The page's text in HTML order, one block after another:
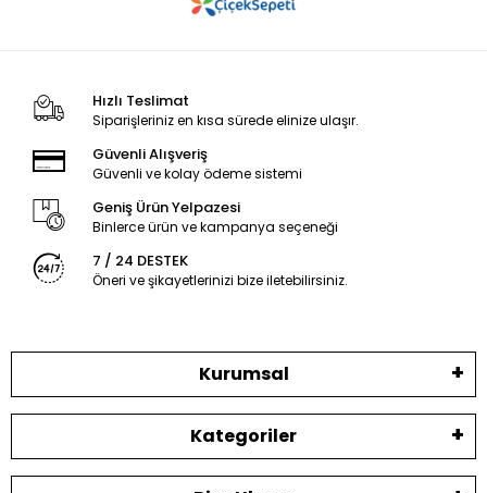
Hızlı Teslimat
Siparişleriniz en kısa sürede elinize ulaşır.
Güvenli Alışveriş
Güvenli ve kolay ödeme sistemi
Geniş Ürün Yelpazesi
Binlerce ürün ve kampanya seçeneği
7 / 24 DESTEK
Öneri ve şikayetlerinizi bize iletebilirsiniz.
Kurumsal
Kategoriler